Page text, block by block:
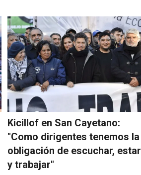
Kicillof en San Cayetano:
"Como dirigentes tenemos la
obligación de escuchar, estar
y trabajar"